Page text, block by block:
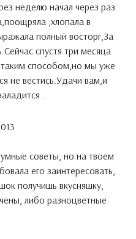
неделю начал через раз
,хлопала в
полный восторг,За
спустя три месяца
таким способом,но мы уже
не вестись.Удачи вам,и
.
советы, но на твоем
его заинтересовать,
получишь вкусняшку,
либо разноцветные